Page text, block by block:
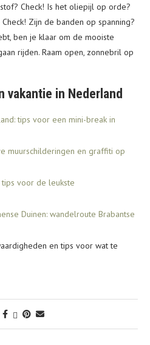
Check! Is het oliepijl op orde?
Zijn de banden op spanning?
ben je klaar om de mooiste
rijden. Raam open, zonnebril op
vakantie in Nederland
tips voor een mini-break in
muurschilderingen en graffiti op
tips voor de leukste
Duinen: wandelroute Brabantse
en tips voor wat te